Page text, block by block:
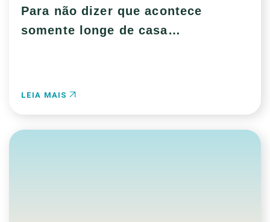
Para não dizer que acontece
somente longe de casa…
LEIA MAIS